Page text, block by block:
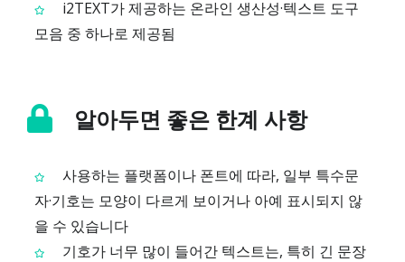
i2TEXT가 제공하는 온라인 생산성·텍스트 도구
모음 중 하나로 제공됨
알아두면 좋은 한계 사항
사용하는 플랫폼이나 폰트에 따라, 일부 특수문
자·기호는 모양이 다르게 보이거나 아예 표시되지 않
을 수 있습니다
기호가 너무 많이 들어간 텍스트는, 특히 긴 문장